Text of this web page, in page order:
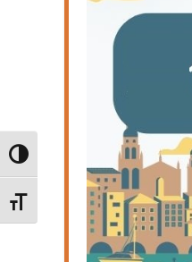
Toggle High Contrast
Toggle Font size